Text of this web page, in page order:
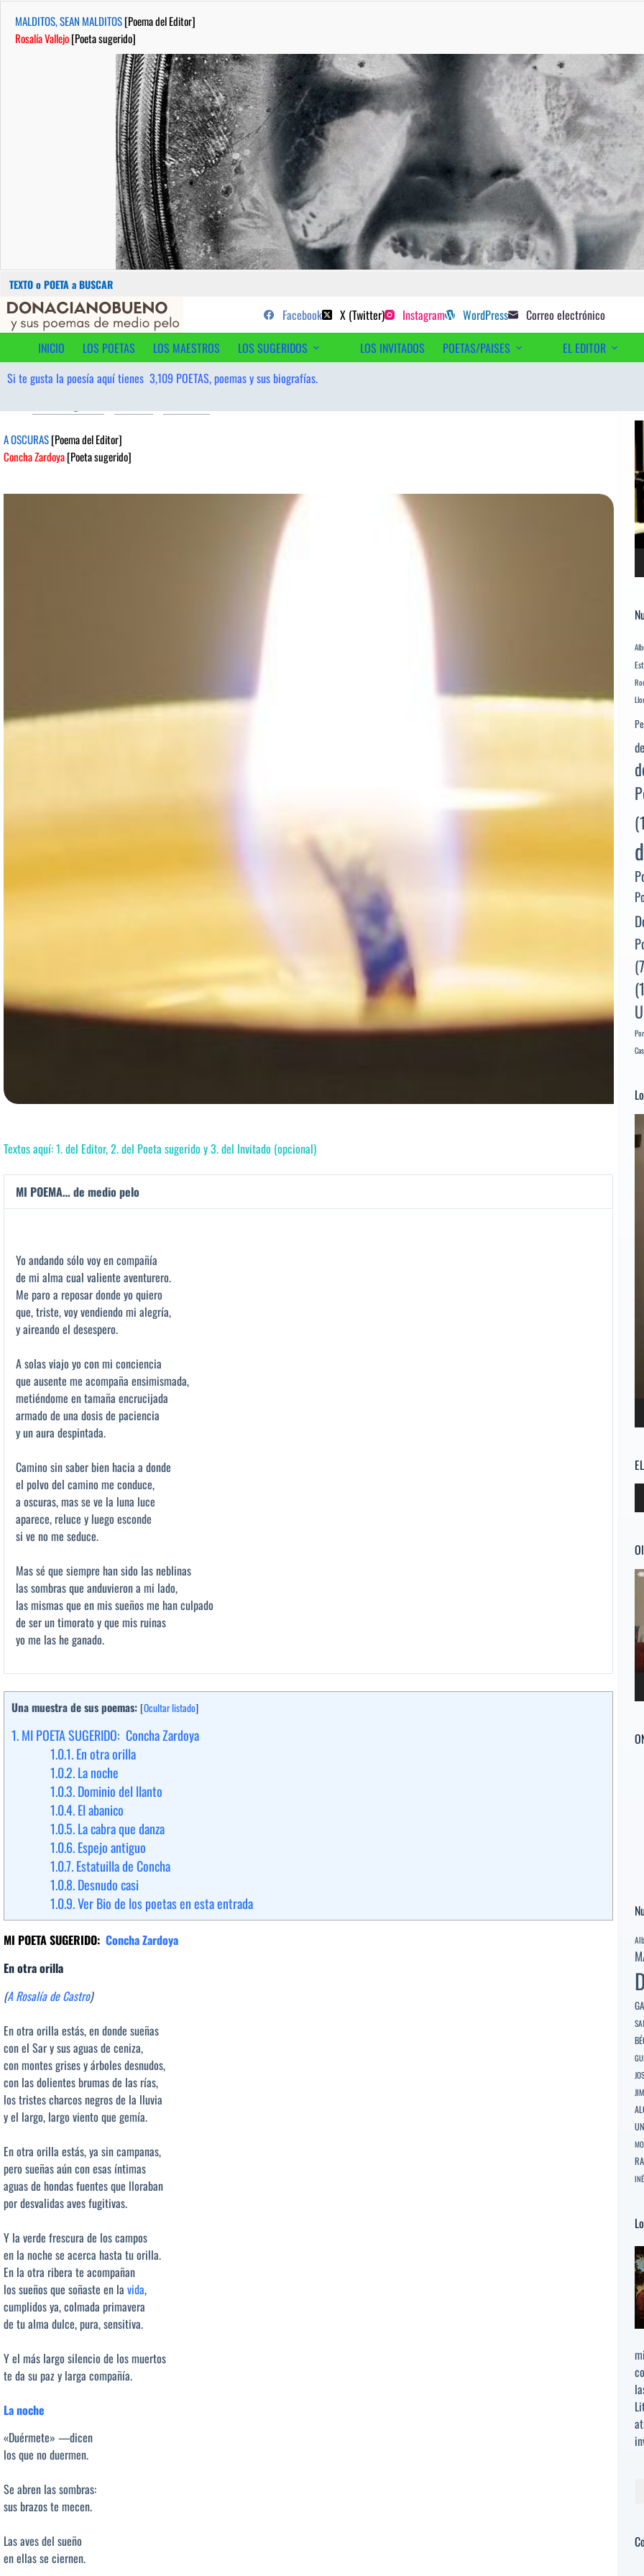
MALDITOS, SEAN MALDITOS[Poema del Editor]
Rosalía Vallejo[Poeta sugerido]
Buscar:
Saltar
contenido
...sus poemas de medio pelo y poetas sugeridos
Facebook X (Twitter) Instagram WordPress Correo electrónico
INICIO
LOS POETAS LOS MAESTROS LOS SUGERIDOS LOS INVITADOS POETAS/PAISES EL EDITOR
Si te gusta la poesía aquí tienes 3,109 POETAS, poemas y sus biografías.
A OSCURAS[Poema del Editor]
Concha Zardoya[Poeta sugerido]
Textos aquí: 1. del Editor, 2. del Poeta sugerido y 3. del Invitado (opcional)
MI POEMA… de medio pelo
Yo andando sólo voy en compañía
de mi alma cual valiente aventurero.
Me paro a reposar donde yo quiero
que, triste, voy vendiendo mi alegría,
y aireando el desespero.
A solas viajo yo con mi conciencia
que ausente me acompaña ensimismada,
metiéndome en tamaña encrucijada
armado de una dosis de paciencia
y un aura despintada.
Camino sin saber bien hacia a donde
el polvo del camino me conduce,
a oscuras, mas se ve la luna luce
aparece, reluce y luego esconde
si ve no me seduce.
Mas sé que siempre han sido las neblinas
las sombras que anduvieron a mi lado,
las mismas que en mis sueños me han culpado
de ser un timorato y que mis ruinas
yo me las he ganado.
Una muestra de sus poemas: [Ocultar listado]
1.MI POETA SUGERIDO: Concha Zardoya
1.0.1.En otra orilla
1.0.2.La noche
1.0.3.Dominio del llanto
1.0.4.El abanico
1.0.5.La cabra que danza
1.0.6.Espejo antiguo
1.0.7.Estatuilla de Concha
1.0.8.Desnudo casi
1.0.9.Ver Bio de los poetas en esta entrada
MI POETA SUGERIDO: Concha Zardoya
En otra orilla
(A Rosalía de Castro)
En otra orilla estás, en donde sueñas
con el Sar y sus aguas de ceniza,
con montes grises y árboles desnudos,
con las dolientes brumas de las rías,
los tristes charcos negros de la lluvia
y el largo, largo viento que gemía.
En otra orilla estás, ya sin campanas,
pero sueñas aún con esas íntimas
aguas de hondas fuentes que lloraban
por desvalidas aves fugitivas.
Y la verde frescura de los campos
en la noche se acerca hasta tu orilla.
En la otra ribera te acompañan
los sueños que soñaste en la vida,
cumplidos ya, colmada primavera
de tu alma dulce, pura, sensitiva.
Y el más largo silencio de los muertos
te da su paz y larga compañía.
La noche
«Duérmete» —dicen
los que no duermen.
Se abren las sombras:
sus brazos te mecen.
Las aves del sueño
en ellas se ciernen.
de
de
de